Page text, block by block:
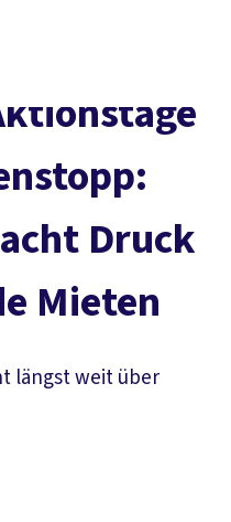
Service
Mitmachen
Druck
Mieten
längst weit über